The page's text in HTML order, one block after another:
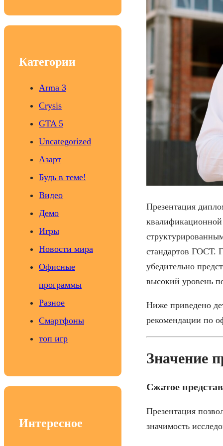
Категории
Arma 3
Crysis
GTA 5
Uncategorized
Азарт
Будь в теме!
Видео
Демо
Игры
Новости мира
Офисные
программы
Разное
Смартфоны
топ игр
Интересное
Презентация
квалификационной
стандартов ГОСТ.
убедительно
высокий уровень
Ниже приведено
рекомендации по
Значение
Сжатое
Презентация
значимость